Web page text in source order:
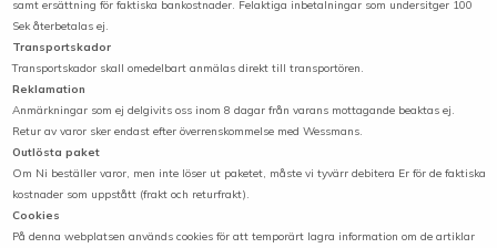
samt ersättning för faktiska bankostnader. Felaktiga inbetalningar som undersitger 100
Sek återbetalas ej.
Transportskador
Transportskador skall omedelbart anmälas direkt till transportören.
Reklamation
Anmärkningar som ej delgivits oss inom 8 dagar från varans mottagande beaktas ej.
Retur av varor sker endast efter överrenskommelse med Wessmans.
Outlösta paket
Om Ni beställer varor, men inte löser ut paketet, måste vi tyvärr debitera Er för de faktiska
kostnader som uppstått (frakt och returfrakt).
Cookies
På denna webplatsen används cookies för att temporärt lagra information om de artiklar